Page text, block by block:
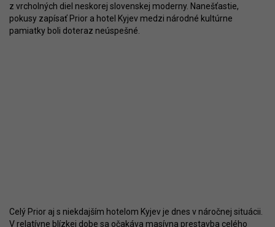
z vrcholných diel neskorej slovenskej moderny. Nanešťastie,
pokusy zapísať Prior a hotel Kyjev medzi národné kultúrne
pamiatky boli doteraz neúspešné.
Celý Prior aj s niekdajším hotelom Kyjev je dnes v náročnej situácii.
V relatívne blízkej dobe sa očakáva masívna prestavba celého